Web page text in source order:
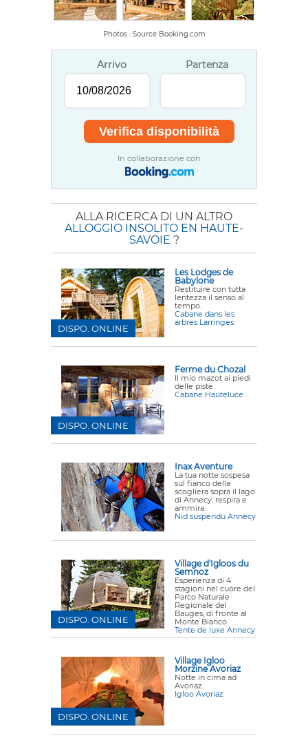
Photos : Source Booking.com
Arrivo Partenza
In collaborazione con
ALLA RICERCA DI UN ALTRO
ALLOGGIO INSOLITO EN HAUTE-
SAVOIE ?
Les Lodges de
Babylone
Restituire con tutta
lentezza il senso al
tempo.
Cabane dans les
arbres Larringes
DISPO. ONLINE
Ferme du Chozal
Il mio mazot ai piedi
delle piste.
Cabane Hauteluce
DISPO. ONLINE
Inax Aventure
La tua notte sospesa
sul fianco della
scogliera sopra il lago
di Annecy: respira e
ammira.
Nid suspendu Annecy
Village d'Igloos du
Semnoz
Esperienza di 4
stagioni nel cuore del
Parco Naturale
Regionale del
Bauges, di fronte al
Monte Bianco.
Tente de luxe Annecy
DISPO. ONLINE
Village Igloo
Morzine Avoriaz
Notte in cima ad
Avoriaz
Igloo Avoriaz
DISPO. ONLINE